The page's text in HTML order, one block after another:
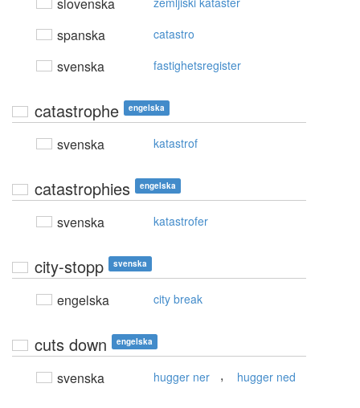
slovenska
spanska catastro
svenska fastighetsregister
catastrophe engelska
svenska katastrof
catastrophies engelska
svenska katastrofer
city-stopp svenska
engelska city break
cuts down engelska
svenska hugger ner , hugger ned